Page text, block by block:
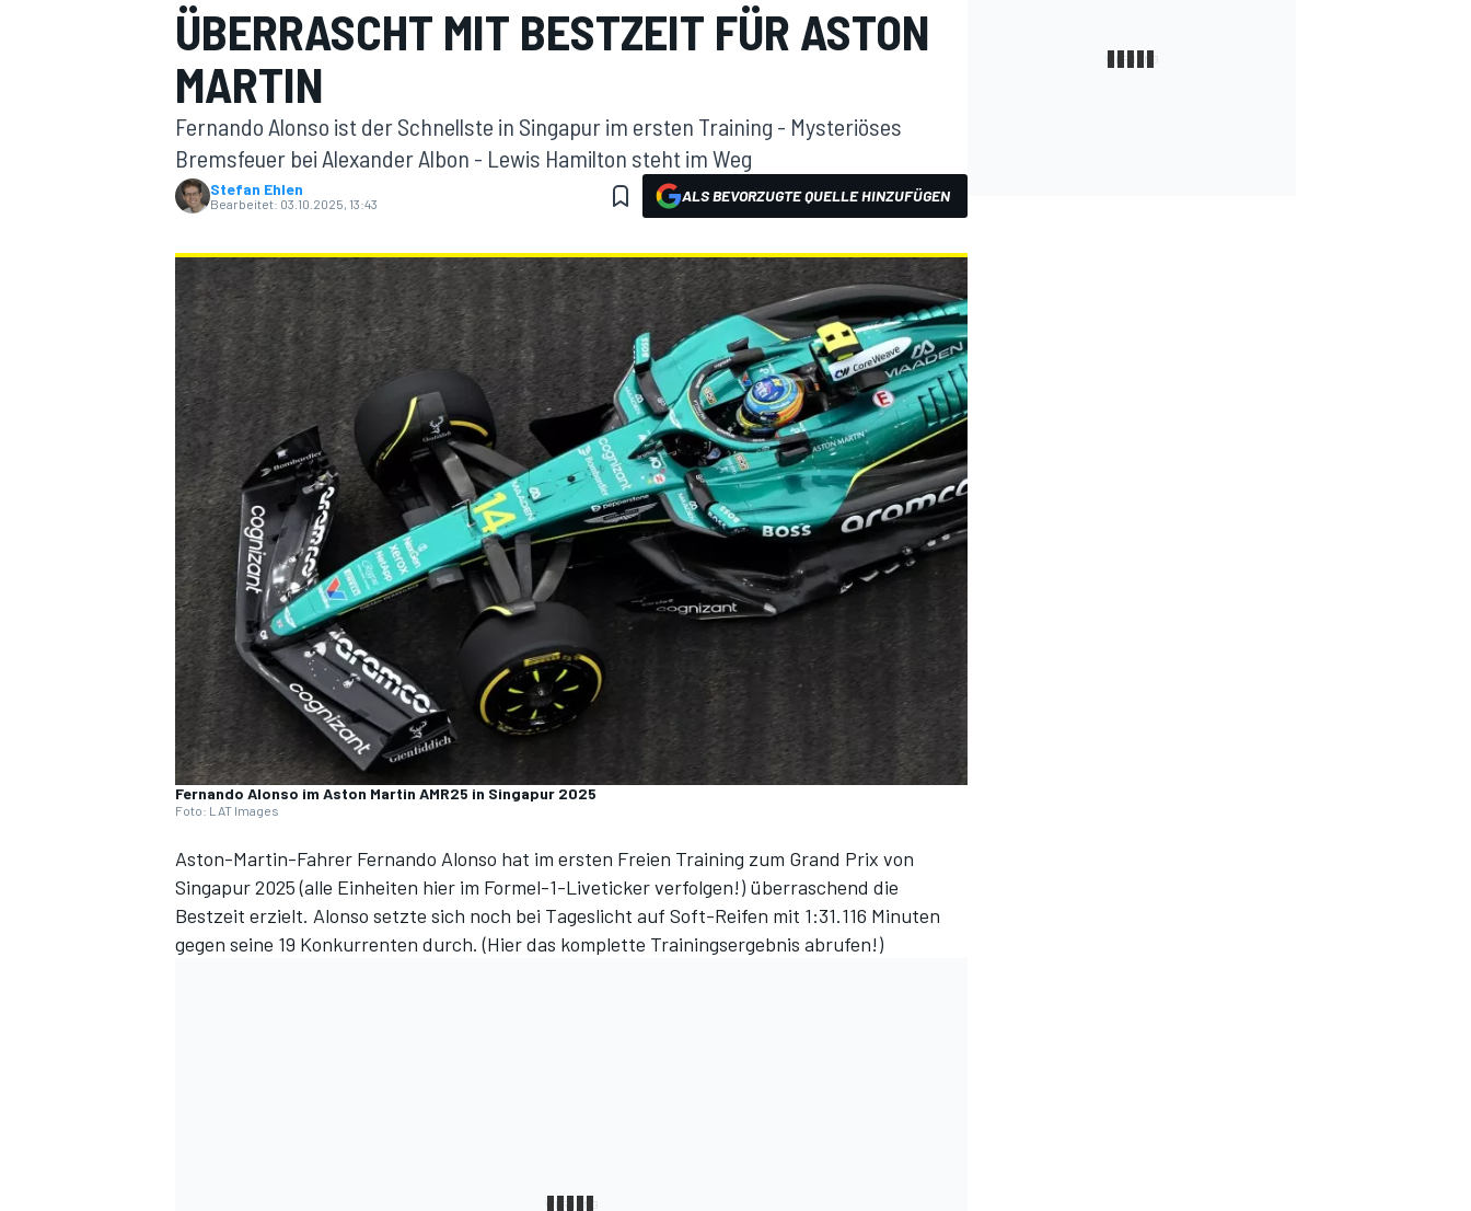
MOTOGP
DTM
ÜBERRASCHT MIT BESTZEIT FÜR ASTON
MARTIN
Fernando Alonso ist der Schnellste in Singapur im ersten Training - Mysteriöses
Bremsfeuer bei Alexander Albon - Lewis Hamilton steht im Weg
Stefan Ehlen
Bearbeitet: 03.10.2025, 13:43 ALS BEVORZUGTE QUELLE HINZUFÜGEN
Fernando Alonso im Aston Martin AMR25 in Singapur 2025
Foto: LAT Images
Aston-Martin-Fahrer Fernando Alonso hat im ersten Freien Training zum Grand Prix von
Singapur 2025 (alle Einheiten hier im Formel-1-Liveticker verfolgen!) überraschend die
Bestzeit erzielt. Alonso setzte sich noch bei Tageslicht auf Soft-Reifen mit 1:31.116 Minuten
gegen seine 19 Konkurrenten durch. (Hier das komplette Trainingsergebnis abrufen!)